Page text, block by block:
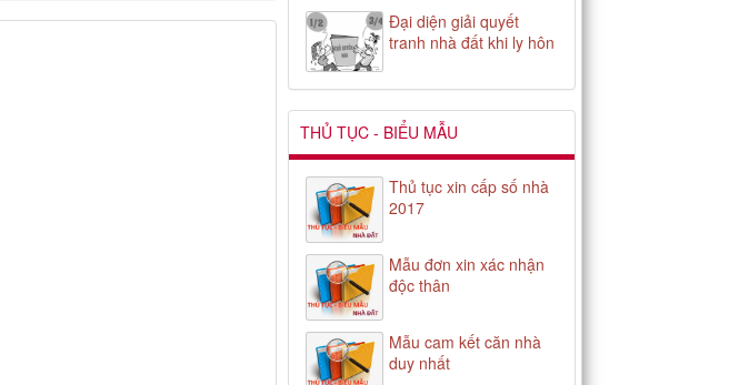
Đại diện giải quyết
tranh nhà đất khi ly hôn
THỦ TỤC - BIỂU MẪU
Thủ tục xin cấp số nhà
2017
Mẫu đơn xin xác nhận
độc thân
Mẫu cam kết căn nhà
duy nhất